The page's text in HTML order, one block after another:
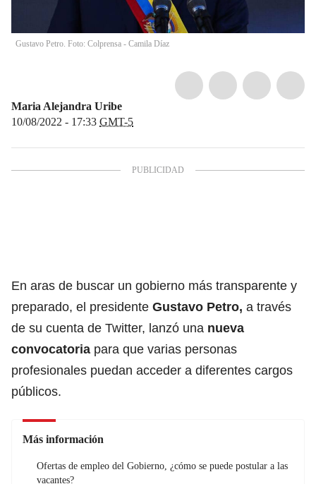
Gustavo Petro. Foto: Colprensa - Camila Díaz
Maria Alejandra Uribe
10/08/2022 - 17:33 GMT-5
En aras de buscar un gobierno más transparente y
preparado, el presidente Gustavo Petro, a través
de su cuenta de Twitter, lanzó una nueva
convocatoria para que varias personas
profesionales puedan acceder a diferentes cargos
públicos.
Más información
Ofertas de empleo del Gobierno, ¿cómo se puede postular a las
vacantes?